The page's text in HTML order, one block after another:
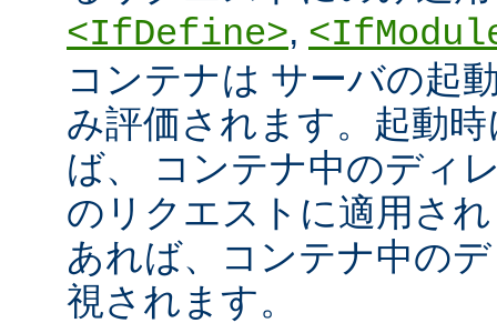
<IfDefine>,
コンテナは サーバの起
み評価されます。起動
ば、 コンテナ中のディ
のリクエストに適用さ
あれば、コンテナ中の
視されます。